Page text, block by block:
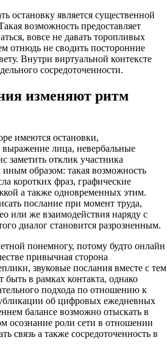
остановку является существенной
возможность предоставляет
вовсе не давать торопливых
отнюдь не сводить посторонние
Внутри виртуальной контексте
сосредоточенности.
изменяют ритм
имеются остановки,
лица, невербальные
заметить отклик участника
иным образом: такая возможность
коротких фраз, графические
а также одновременных этим.
послание при момент труда,
или же взаимодействия наряду с
диалог становится разрозненным.
понемногу, потому будто онлайн
привычная сторона
звуковые послания вместе с тем
в рамках контакта, однако
подхода по отношению к
об цифровых ежедневных
балансе возможно отыскать в
осознание роли сети в отношении
связь а также сосредоточенность в